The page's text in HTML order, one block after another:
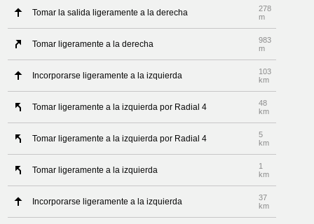
Tomar la salida ligeramente a la derecha
278
m
Tomar ligeramente a la derecha
983
m
Incorporarse ligeramente a la izquierda
103
km
Tomar ligeramente a la izquierda por Radial 4
48
km
Tomar ligeramente a la izquierda por Radial 4
5
km
Tomar ligeramente a la izquierda
1
km
Incorporarse ligeramente a la izquierda
37
km